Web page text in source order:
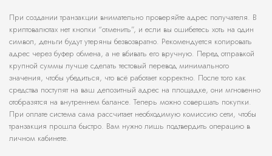
При создании транзакции внимательно проверяйте адрес получателя. В
криптовалютах нет кнопки “отменить”, и если вы ошибетесь хоть на один
символ, деньги будут утеряны безвозвратно. Рекомендуется копировать
адрес через буфер обмена, а не вбивать его вручную. Перед отправкой
крупной суммы лучше сделать тестовый перевод минимального
значения, чтобы убедиться, что всё работает корректно. После того как
средства поступят на ваш депозитный адрес на площадке, они мгновенно
отобразятся на внутреннем балансе. Теперь можно совершать покупки.
При оплате система сама рассчитает необходимую комиссию сети, чтобы
транзакция прошла быстро. Вам нужно лишь подтвердить операцию в
личном кабинете.